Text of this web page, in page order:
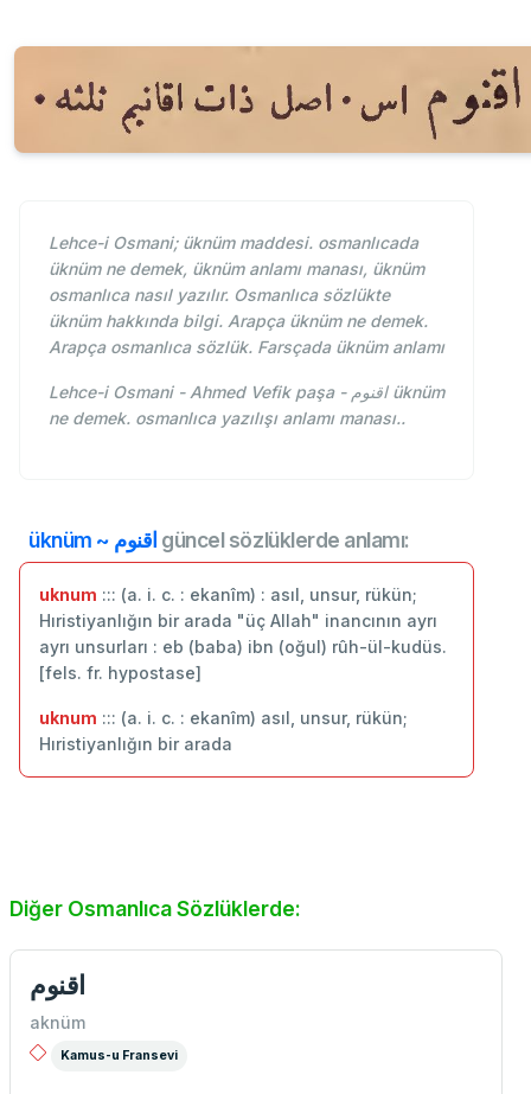
Lehce-i Osmani; üknüm maddesi. osmanlıcada
üknüm ne demek, üknüm anlamı manası, üknüm
osmanlıca nasıl yazılır. Osmanlıca sözlükte
üknüm hakkında bilgi. Arapça üknüm ne demek.
Arapça osmanlıca sözlük. Farsçada üknüm anlamı
Lehce-i Osmani - Ahmed Vefik paşa - اقنوم üknüm
ne demek. osmanlıca yazılışı anlamı manası..
üknüm ~ اقنوم güncel sözlüklerde anlamı:
uknum ::: (a. i. c. : ekanîm) : asıl, unsur, rükün;
Hıristiyanlığın bir arada "üç Allah" inancının ayrı
ayrı unsurları : eb (baba) ibn (oğul) rûh-ül-kudüs.
[fels. fr. hypostase]
uknum ::: (a. i. c. : ekanîm) asıl, unsur, rükün;
Hıristiyanlığın bir arada
Diğer Osmanlıca Sözlüklerde:
اقنوم
aknüm
Kamus-u Fransevi